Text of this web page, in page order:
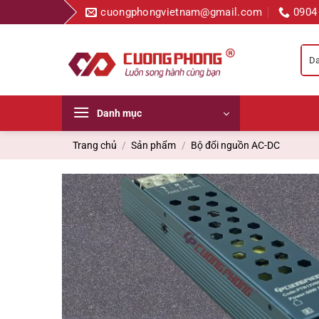
qua
cuongphongvietnam@gmail.com
Danh mục
Trang chủ / Sản phẩm / Bộ đổi nguồn AC-DC